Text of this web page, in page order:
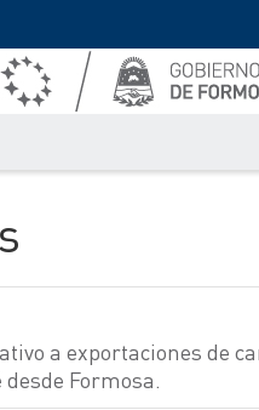
a exportaciones de
desde Formosa.